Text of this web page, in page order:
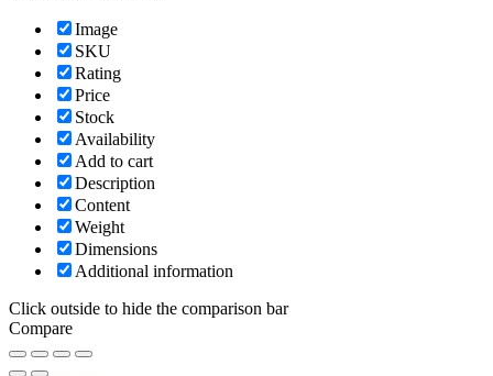
Image
SKU
Rating
Price
Stock
Availability
Add to cart
Description
Content
Weight
Dimensions
Additional information
Click outside to hide the comparison bar
Compare